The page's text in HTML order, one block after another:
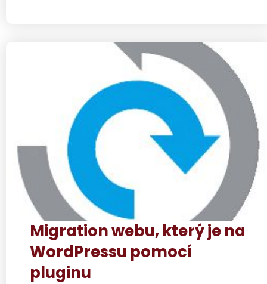
Migration webu, který je na
WordPressu pomocí
pluginu